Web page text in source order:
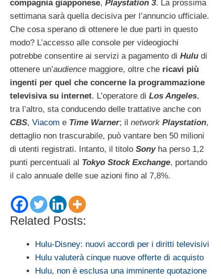
compagnia giapponese, Playstation 3. La prossima
settimana sarà quella decisiva per l’annuncio ufficiale.
Che cosa sperano di ottenere le due parti in questo
modo? L’accesso alle console per videogiochi
potrebbe consentire ai servizi a pagamento di Hulu di
ottenere un’audience maggiore, oltre che ricavi più
ingenti per quel che concerne la programmazione
televisiva su internet. L’operatore di Los Angeles,
tra l’altro, sta conducendo delle trattative anche con
CBS, Viacom e Time Warner; il network Playstation,
dettaglio non trascurabile, può vantare ben 50 milioni
di utenti registrati. Intanto, il titolo Sonyha perso 1,2
punti percentuali al Tokyo Stock Exchange, portando
il calo annuale delle sue azioni fino al 7,8%.
Related Posts:
Hulu-Disney: nuovi accordi per i diritti televisivi
Hulu valuterà cinque nuove offerte di acquisto
Hulu, non è esclusa una imminente quotazione